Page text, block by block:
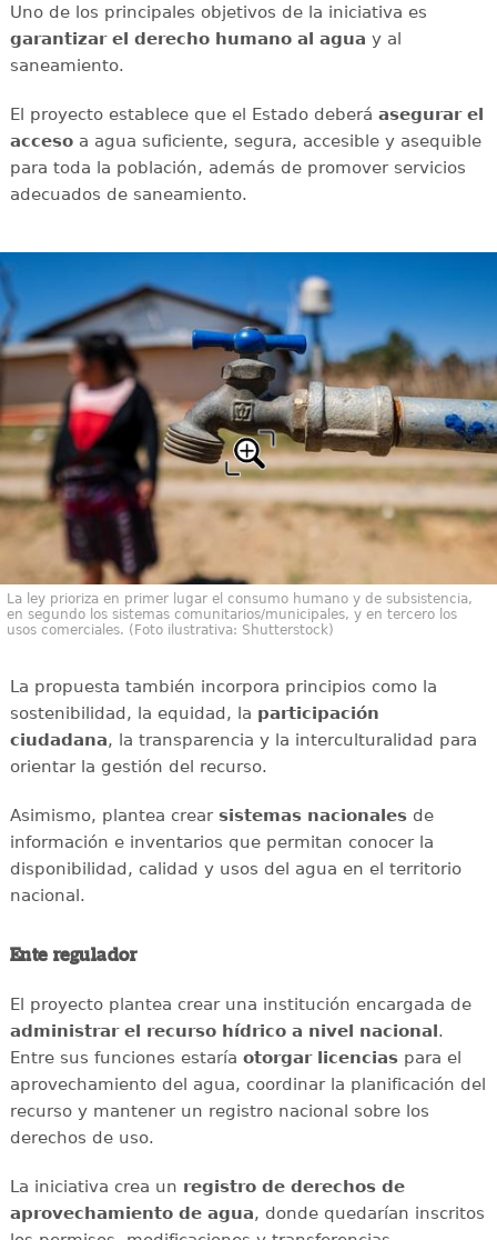
Uno de los principales objetivos de la iniciativa es
garantizar el derecho humano al agua y al
saneamiento.
El proyecto establece que el Estado deberá asegurar el
accesoa agua suficiente, segura, accesible y asequible
para toda la población, además de promover servicios
adecuados de saneamiento.
La ley prioriza en primer lugar el consumo humano y de subsistencia,
en segundo los sistemas comunitarios/municipales, y en tercero los
usos comerciales. (Foto ilustrativa: Shutterstock)
La propuesta también incorpora principios como la
sostenibilidad, la equidad, la participación
ciudadana, la transparencia y la interculturalidad para
orientar la gestión del recurso.
Asimismo, plantea crear sistemas nacionalesde
información e inventarios que permitan conocer la
disponibilidad, calidad y usos del agua en el territorio
nacional.
Ente regulador
El proyecto plantea crear una institución encargada de
administrar el recurso hídrico a nivel nacional.
Entre sus funciones estaría otorgar licenciaspara el
aprovechamiento del agua, coordinar la planificación del
recurso y mantener un registro nacional sobre los
derechos de uso.
La iniciativa crea un registro de derechos de
aprovechamiento de agua, donde quedarían inscritos